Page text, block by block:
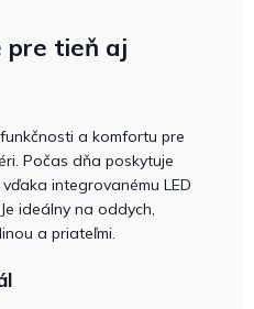
pre tieň aj
a komfortu pre
Počas dňa poskytuje
integrovanému LED
ideálny na oddych,
a priateľmi.